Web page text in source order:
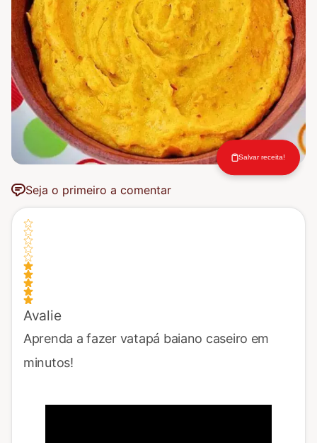
Seja o primeiro a comentar
Salvar receita!
Avalie
Aprenda a fazer vatapá baiano caseiro em
minutos!